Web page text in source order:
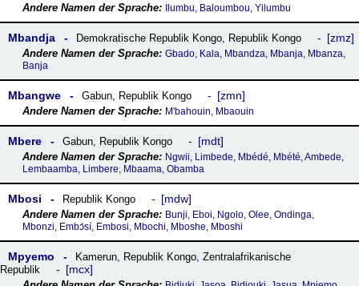
Ilumbu, Baloumbou, Yilumbu
Mbandja Demokratische Republik Kongo, Republik Kongo zmz
Gbado, Kala, Mbandza, Mbanja, Mbanza,
Banja
Mbangwe Gabun, Republik Kongo zmn
M'bahouin, Mbaouin
Mbere Gabun, Republik Kongo mdt
Ngwii, Limbede, Mbédé, Mbété, Ambede,
Lembaamba, Limbere, Mbaama, Obamba
Mbosi Republik Kongo mdw
Bunji, Eboi, Ngolo, Olee, Ondinga,
Mbonzi, Embɔ́sí, Embosi, Mbochi, Mboshe, Mboshi
Mpyemo Kamerun, Republik Kongo, Zentralafrikanische
Republik
mcx